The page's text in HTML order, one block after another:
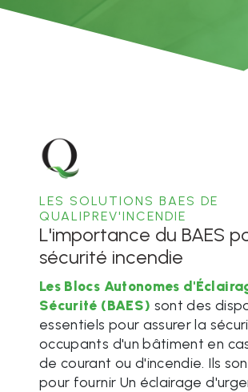
LES SOLUTIONS BAES DE
QUALIPREV'INCENDIE
L'importance du BAES
sécurité incendie
Les Blocs Autonomes
Sécurité (BAES) sont des
essentiels pour assurer la
occupants d'un bâtiment en
de courant ou d'incendie. Ils
pour fournir Un éclairage